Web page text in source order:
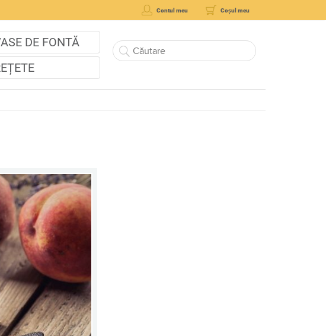
Contul meu Coșul meu
DE FONTĂ